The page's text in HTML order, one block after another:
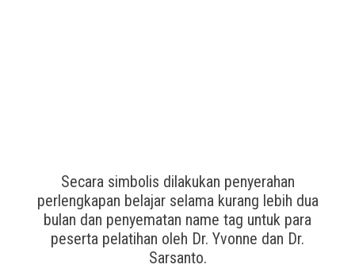
Secara simbolis dilakukan penyerahan
perlengkapan belajar selama kurang lebih dua
bulan dan penyematan name tag untuk para
peserta pelatihan oleh Dr. Yvonne dan Dr.
Sarsanto.